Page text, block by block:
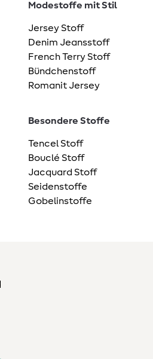
Modestoffe mit Stil
Jersey Stoff
Denim Jeansstoff
French Terry Stoff
Bündchenstoff
Romanit Jersey
Besondere Stoffe
Tencel Stoff
Bouclé Stoff
Jacquard Stoff
Seidenstoffe
Gobelinstoffe